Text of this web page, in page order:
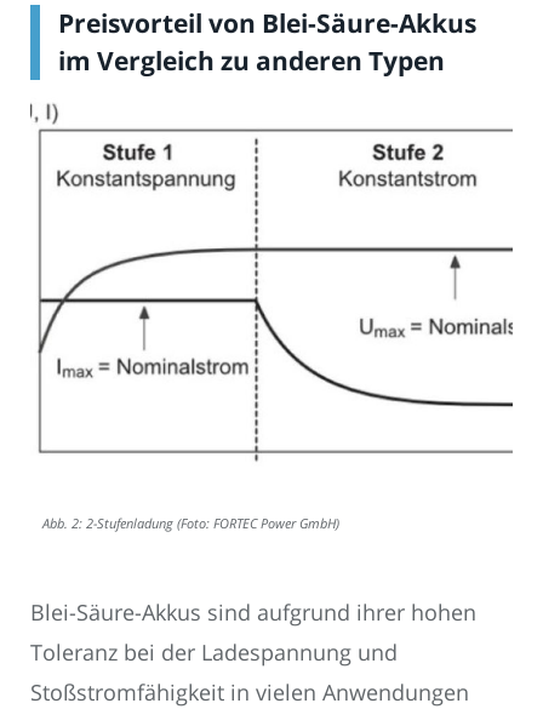
Preisvorteil von Blei-Säure-Akkus
im Vergleich zu anderen Typen
Abb. 2: 2-Stufenladung (Foto: FORTEC Power GmbH)
Blei-Säure-Akkus sind aufgrund ihrer hohen
Toleranz bei der Ladespannung und
Stoßstromfähigkeit in vielen Anwendungen